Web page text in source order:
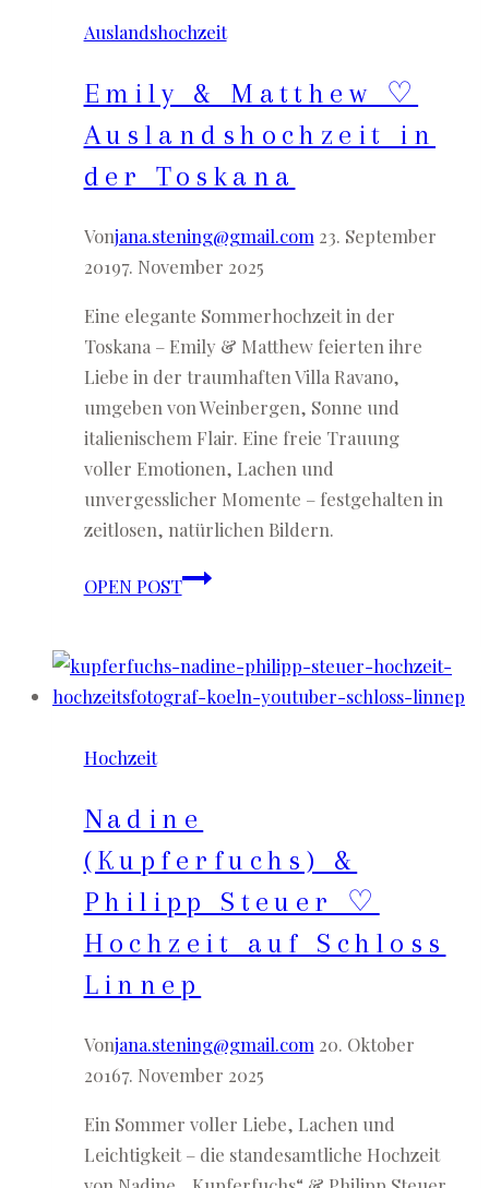
After-
Shooting
in
Köln
Auslandshochzeit
Emily & Matthew ♡
Auslandshochzeit in
der Toskana
Vonjana.stening@gmail.com 23. September
20197. November 2025
Eine elegante Sommerhochzeit in der
Toskana – Emily & Matthew feierten ihre
Liebe in der traumhaften Villa Ravano,
umgeben von Weinbergen, Sonne und
italienischem Flair. Eine freie Trauung
voller Emotionen, Lachen und
unvergesslicher Momente – festgehalten in
zeitlosen, natürlichen Bildern.
OPEN POSTEmily
♡
Auslandshochzeit
Hochzeit
Nadine
(Kupferfuchs) &
Philipp Steuer ♡
Hochzeit auf Schloss
Linnep
Vonjana.stening@gmail.com 20. Oktober
20167. November 2025
Ein Sommer voller Liebe, Lachen und
Leichtigkeit – die standesamtliche Hochzeit